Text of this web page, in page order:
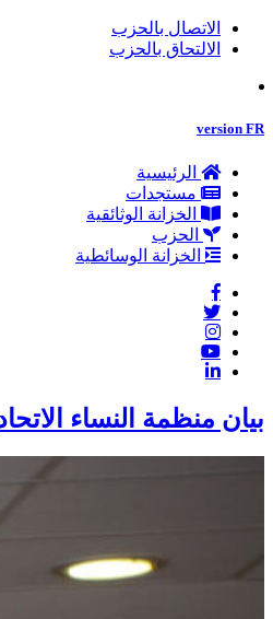
الاتصال بالحزب
الالتحاق بالحزب
version FR
الرئيسية
مستجدات
الخزانة الوثائقية
الحزب
الخزانة الوسائطية
بيان منظمة النساء